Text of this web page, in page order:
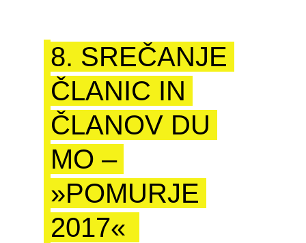
8. SREČANJE
ČLANIC IN
ČLANOV DU
MO –
»POMURJE
2017«